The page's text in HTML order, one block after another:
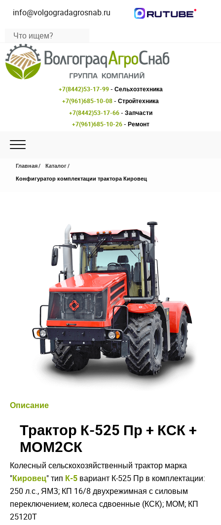
info@volgogradagrosnab.ru
+7(8442)53-17-99- Сельхозтехника
+7(961)685-10-08- Стройтехника
+7(8442)53-17-66- Запчасти
+7(961)685-10-26- Ремонт
Главная
Каталог
Конфигуратор комплектации трактора Кировец
Описание
Трактор К-525 Пр + КСК +
МОМ2СК
Колесный сельскохозяйственный трактор марка
"Кировец" тип К-5 вариант К-525 Пр в комплектации:
250 л.с., ЯМЗ; КП 16/8 двухрежимная с силовым
переключением; колеса сдвоенные (КСК); МОМ; КП
25120Т